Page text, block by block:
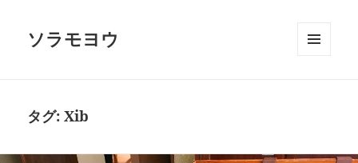
ソラモヨウ
タグ:Xib